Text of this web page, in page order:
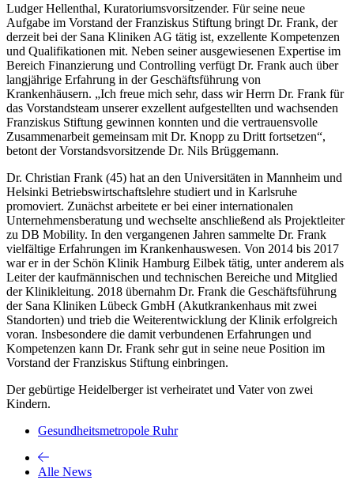
Ludger Hellenthal, Kuratoriumsvorsitzender. Für seine neue
Aufgabe im Vorstand der Franziskus Stiftung bringt Dr. Frank, der
derzeit bei der Sana Kliniken AG tätig ist, exzellente Kompetenzen
und Qualifikationen mit. Neben seiner ausgewiesenen Expertise im
Bereich Finanzierung und Controlling verfügt Dr. Frank auch über
langjährige Erfahrung in der Geschäftsführung von
Krankenhäusern. „Ich freue mich sehr, dass wir Herrn Dr. Frank für
das Vorstandsteam unserer exzellent aufgestellten und wachsenden
Franziskus Stiftung gewinnen konnten und die vertrauensvolle
Zusammenarbeit gemeinsam mit Dr. Knopp zu Dritt fortsetzen“,
betont der Vorstandsvorsitzende Dr. Nils Brüggemann.
Dr. Christian Frank (45) hat an den Universitäten in Mannheim und
Helsinki Betriebswirtschaftslehre studiert und in Karlsruhe
promoviert. Zunächst arbeitete er bei einer internationalen
Unternehmensberatung und wechselte anschließend als Projektleiter
zu DB Mobility. In den vergangenen Jahren sammelte Dr. Frank
vielfältige Erfahrungen im Krankenhauswesen. Von 2014 bis 2017
war er in der Schön Klinik Hamburg Eilbek tätig, unter anderem als
Leiter der kaufmännischen und technischen Bereiche und Mitglied
der Klinikleitung. 2018 übernahm Dr. Frank die Geschäftsführung
der Sana Kliniken Lübeck GmbH (Akutkrankenhaus mit zwei
Standorten) und trieb die Weiterentwicklung der Klinik erfolgreich
voran. Insbesondere die damit verbundenen Erfahrungen und
Kompetenzen kann Dr. Frank sehr gut in seine neue Position im
Vorstand der Franziskus Stiftung einbringen.
Der gebürtige Heidelberger ist verheiratet und Vater von zwei
Kindern.
Gesundheitsmetropole Ruhr
Alle News